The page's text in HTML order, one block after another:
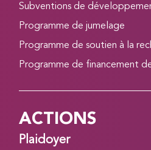
Subventions de
Programme de jumelage
Programme de soutien à la
Programme de financement
ACTIONS
Plaidoyer